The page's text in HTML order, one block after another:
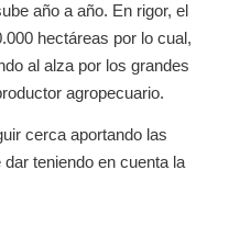
año a año. En rigor, el
hectáreas por lo cual,
al alza por los grandes
agropecuario.
cerca aportando las
teniendo en cuenta la